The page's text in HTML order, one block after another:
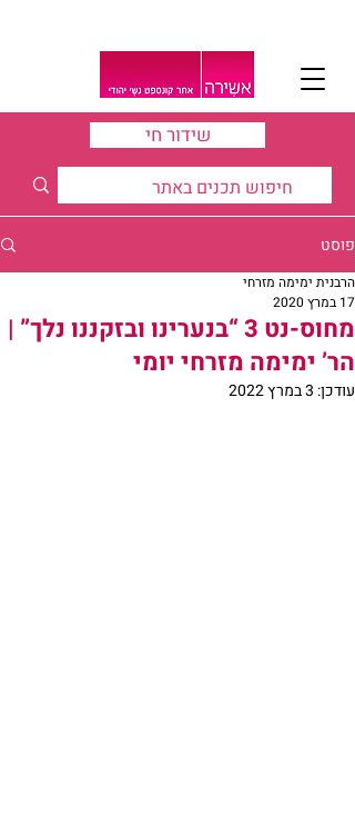
שידור חי
פוסט
מחוס-נט 3 “בנערינו ובזקננו נלך” |
הר’ ימימה מזרחי יומי
הרבנית ימימה מזרחי
17 במרץ 2020
עודכן: 3 במרץ 2022